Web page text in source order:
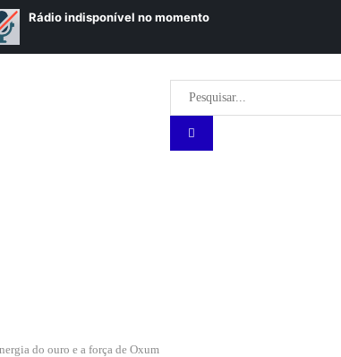
do ouro e a força de Oxum